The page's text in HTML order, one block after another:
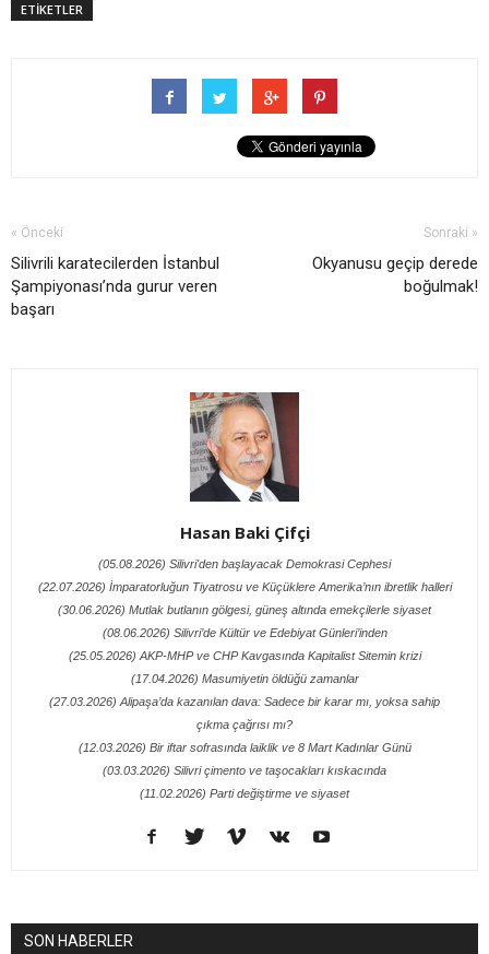
ETİKETLER
« Önceki
Silivrili karatecilerden İstanbul
Şampiyonası’nda gurur veren
başarı
Sonraki »
Okyanusu geçip derede
boğulmak!
Hasan Baki Çifçi
(05.08.2026) Silivri'den başlayacak Demokrasi Cephesi
(22.07.2026) İmparatorluğun Tiyatrosu ve Küçüklere Amerika’nın ibretlik halleri
(30.06.2026) Mutlak butlanın gölgesi, güneş altında emekçilerle siyaset
(08.06.2026) Silivri’de Kültür ve Edebiyat Günleri’inden
(25.05.2026) AKP-MHP ve CHP Kavgasında Kapitalist Sitemin krizi
(17.04.2026) Masumiyetin öldüğü zamanlar
(27.03.2026) Alipaşa’da kazanılan dava: Sadece bir karar mı, yoksa sahip
çıkma çağrısı mı?
(12.03.2026) Bir iftar sofrasında laiklik ve 8 Mart Kadınlar Günü
(03.03.2026) Silivri çimento ve taşocakları kıskacında
(11.02.2026) Parti değiştirme ve siyaset
SON HABERLER